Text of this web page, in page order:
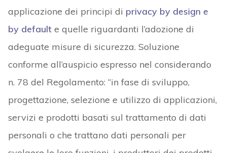
applicazione dei principi di privacy by design e
by default e quelle riguardanti l’adozione di
adeguate misure di sicurezza. Soluzione
conforme all’auspicio espresso nel considerando
n. 78 del Regolamento: “in fase di sviluppo,
progettazione, selezione e utilizzo di applicazioni,
servizi e prodotti basati sul trattamento di dati
personali o che trattano dati personali per